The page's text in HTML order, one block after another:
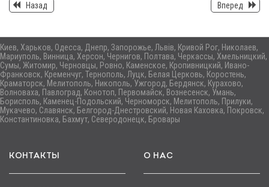
Назад Вперед
Киев, Харьков, Одесса, Днепр, Запорожье, Львів, Кривой Рог, Николаев,
Мариуполь, Винница, Херсон, Чернигов, Полтава, Черкассы, Хмельницкий,
Сумы, Житомир, Черновцы, Ровно, Каменское, Кропивницкий, Ивано-
Франковск, Кременчуг, Тернополь, Луцк, Белая Церковь, Коростень,
Краматорск, Мелитополь, Никополь, Ужгород, Бердянск, Курахово,
Волноваха, Павлоград, Конотоп, Первомайск, Вознесенск, Умань,
Борисполь, Каменец-Подольский, Черноморск, Мелитополь, Прилуки,
Мукачево, Славянск, Белгород-Днестровский, Новая Каховка, Покровск,
Константиновка, Бахмут, Северодонецк, Бровары
КОНТАКТЫ О НАС